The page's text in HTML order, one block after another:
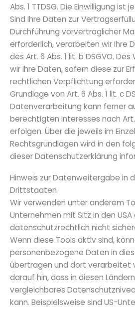
Abs. 1 TTDSG. Die Einwilligung ist
Sind Ihre Daten zur
Durchführung vorvertraglicher
erforderlich, verarbeiten wir Ihre
des Art. 6 Abs. 1 lit. b DSGVO.
wir Ihre Daten, sofern diese zur
rechtlichen Verpflichtung
Grundlage von Art. 6 Abs. 1 lit. c
Datenverarbeitung kann ferner
berechtigten Interesses nach Art.
erfolgen. Über die jeweils im
Rechtsgrundlagen wird in den
dieser Datenschutzerklärung
Hinweis zur Datenweitergabe in
Drittstaaten
Wir verwenden unter anderem
Unternehmen mit Sitz in den
datenschutzrechtlich nicht
Wenn diese Tools aktiv sind,
personenbezogene Daten in
übertragen und dort verarbeitet
darauf hin, dass in diesen
vergleichbares
kann. Beispielsweise sind US-